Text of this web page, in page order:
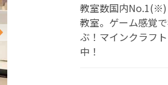
教室数国内No.1(※)
教室。ゲーム感覚
ぶ！マインクラフ
中！